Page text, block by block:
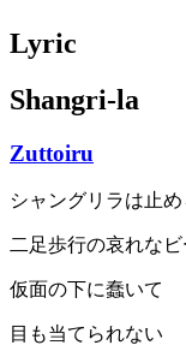
Lyric
Shangri-la
Zuttoiru
シャングリラは止
二足歩行の哀れなビ
仮面の下に蠢いて
目も当てられない